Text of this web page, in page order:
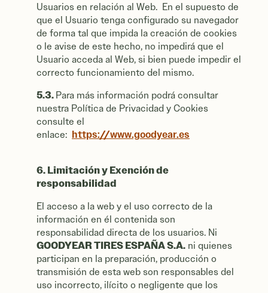
Usuarios en relación al Web. En el supuesto de
que el Usuario tenga configurado su navegador
de forma tal que impida la creación de cookies
o le avise de este hecho, no impedirá que el
Usuario acceda al Web, si bien puede impedir el
correcto funcionamiento del mismo.
5.3. Para más información podrá consultar
nuestra Política de Privacidad y Cookies
consulte el
enlace: https://www.goodyear.es
6. Limitación y Exención de
responsabilidad
El acceso a la web y el uso correcto de la
información en él contenida son
responsabilidad directa de los usuarios. Ni
GOODYEAR TIRES ESPAÑA S.A. ni quienes
participan en la preparación, producción o
transmisión de esta web son responsables del
uso incorrecto, ilícito o negligente que los